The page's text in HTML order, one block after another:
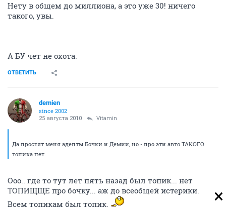
Нету в общем до миллиона, а это уже 30! ничего
такого, увы.
А БУ чет не охота.
ОТВЕТИТЬ
demien
since 2002
25 августа 2010 Vitamin
Да простят меня адепты Бочки и Демии, но - про эти авто ТАКОГО
топика нет.
Ооо.. где то тут лет пять назад был топик... нет
ТОПИЩЩЕ про бочку... аж до всеобщей истерики.
Всем топикам был топик.